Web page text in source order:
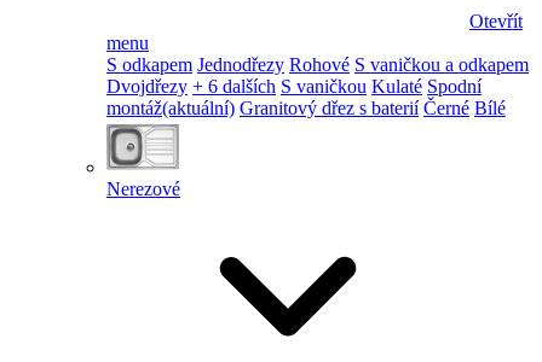
Otevřít
menu
S odkapem Jednodřezy Rohové S vaničkou a odkapem
Dvojdřezy + 6 dalších S vaničkou Kulaté Spodní
montáž(aktuální) Granitový dřez s baterií Černé Bílé
Nerezové